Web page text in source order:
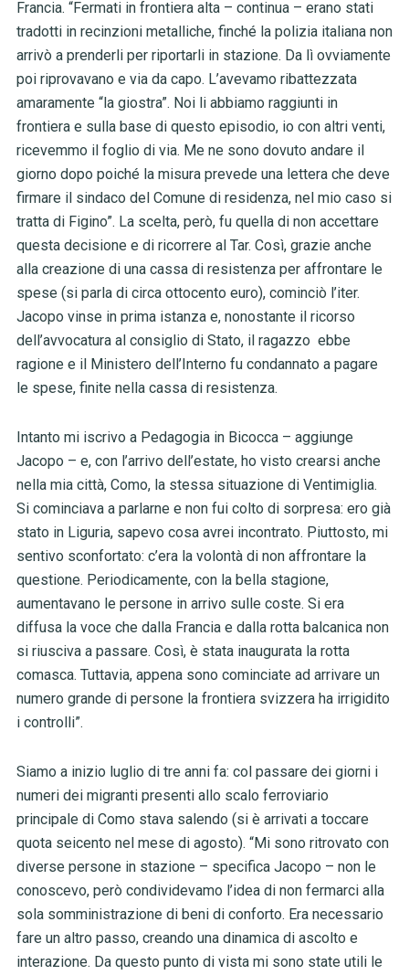
Francia. “Fermati in frontiera alta – continua – erano stati
tradotti in recinzioni metalliche, finché la polizia italiana non
arrivò a prenderli per riportarli in stazione. Da lì ovviamente
poi riprovavano e via da capo. L’avevamo ribattezzata
amaramente “la giostra”. Noi li abbiamo raggiunti in
frontiera e sulla base di questo episodio, io con altri venti,
ricevemmo il foglio di via. Me ne sono dovuto andare il
giorno dopo poiché la misura prevede una lettera che deve
firmare il sindaco del Comune di residenza, nel mio caso si
tratta di Figino”. La scelta, però, fu quella di non accettare
questa decisione e di ricorrere al Tar. Così, grazie anche
alla creazione di una cassa di resistenza per affrontare le
spese (si parla di circa ottocento euro), cominciò l’iter.
Jacopo vinse in prima istanza e, nonostante il ricorso
dell’avvocatura al consiglio di Stato, il ragazzo ebbe
ragione e il Ministero dell’Interno fu condannato a pagare
le spese, finite nella cassa di resistenza.
Intanto mi iscrivo a Pedagogia in Bicocca – aggiunge
Jacopo – e, con l’arrivo dell’estate, ho visto crearsi anche
nella mia città, Como, la stessa situazione di Ventimiglia.
Si cominciava a parlarne e non fui colto di sorpresa: ero già
stato in Liguria, sapevo cosa avrei incontrato. Piuttosto, mi
sentivo sconfortato: c’era la volontà di non affrontare la
questione. Periodicamente, con la bella stagione,
aumentavano le persone in arrivo sulle coste. Si era
diffusa la voce che dalla Francia e dalla rotta balcanica non
si riusciva a passare. Così, è stata inaugurata la rotta
comasca. Tuttavia, appena sono cominciate ad arrivare un
numero grande di persone la frontiera svizzera ha irrigidito
i controlli”.
Siamo a inizio luglio di tre anni fa: col passare dei giorni i
numeri dei migranti presenti allo scalo ferroviario
principale di Como stava salendo (si è arrivati a toccare
quota seicento nel mese di agosto). “Mi sono ritrovato con
diverse persone in stazione – specifica Jacopo – non le
conoscevo, però condividevamo l’idea di non fermarci alla
sola somministrazione di beni di conforto. Era necessario
fare un altro passo, creando una dinamica di ascolto e
interazione. Da questo punto di vista mi sono state utili le